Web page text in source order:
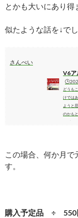
とかも大いにあり得
似たような話を↓で
さんぺい
V6ア
どうも
けでは
ようと
のかも
ービス
この場合、何か月で
す。
購入予定品 ÷